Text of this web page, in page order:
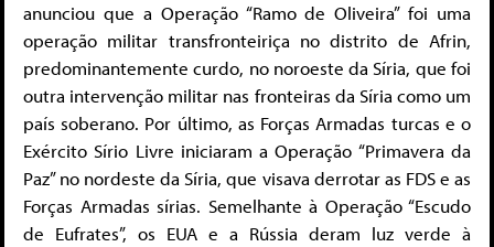
anunciou que a Operação “Ramo de Oliveira” foi uma
operação militar transfronteiriça no distrito de Afrin,
predominantemente curdo, no noroeste da Síria, que foi
outra intervenção militar nas fronteiras da Síria como um
país soberano. Por último, as Forças Armadas turcas e o
Exército Sírio Livre iniciaram a Operação “Primavera da
Paz” no nordeste da Síria, que visava derrotar as FDS e as
Forças Armadas sírias. Semelhante à Operação “Escudo
de Eufrates”, os EUA e a Rússia deram luz verde à